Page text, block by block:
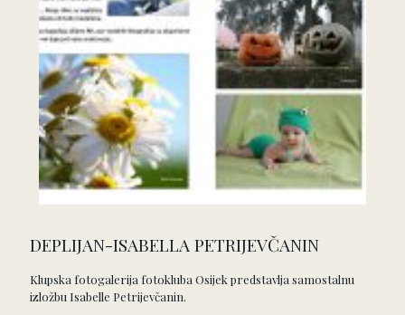
DEPLIJAN-ISABELLA PETRIJEVČANIN
Klupska fotogalerija fotokluba Osijek predstavlja samostalnu
izložbu Isabelle Petrijevčanin.